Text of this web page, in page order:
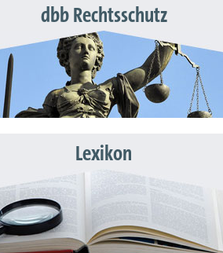
dbb Rechtsschutz
Lexikon